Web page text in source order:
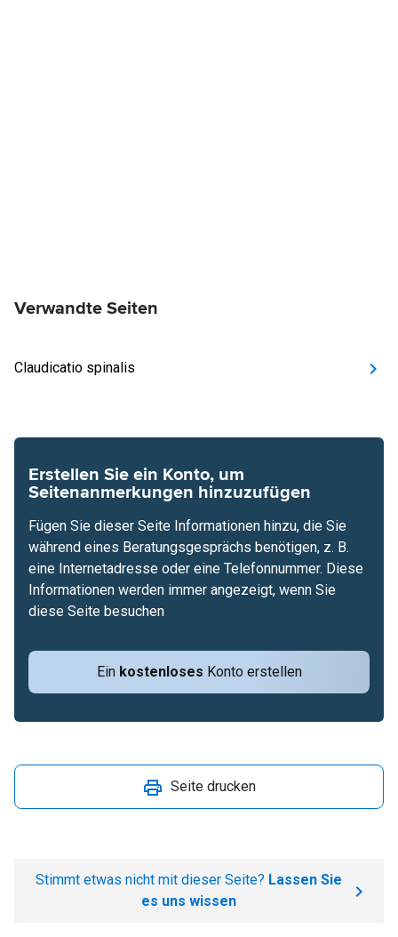
Verwandte Seiten
Claudicatio spinalis
Erstellen Sie ein Konto, um
Seitenanmerkungen hinzuzufügen
Ein kostenloses Konto erstellen
Fügen Sie dieser Seite Informationen hinzu, die Sie
während eines Beratungsgesprächs benötigen, z. B.
eine Internetadresse oder eine Telefonnummer. Diese
Informationen werden immer angezeigt, wenn Sie
diese Seite besuchen
Seite drucken
Stimmt etwas nicht mit dieser Seite? Lassen Sie
es uns wissen